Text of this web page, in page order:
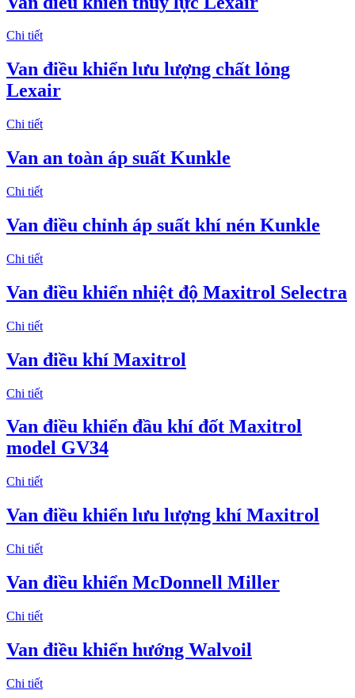
Chi tiết
Van điều khiển lưu lượng chất lỏng
Lexair
Chi tiết
Van an toàn áp suất Kunkle
Chi tiết
Van điều chỉnh áp suất khí nén Kunkle
Chi tiết
Van điều khiển nhiệt độ Maxitrol Selectra
Chi tiết
Van điều khí Maxitrol
Chi tiết
Van điều khiển đầu khí đốt Maxitrol
model GV34
Chi tiết
Van điều khiển lưu lượng khí Maxitrol
Chi tiết
Van điều khiển McDonnell Miller
Chi tiết
Van điều khiển hướng Walvoil
Chi tiết